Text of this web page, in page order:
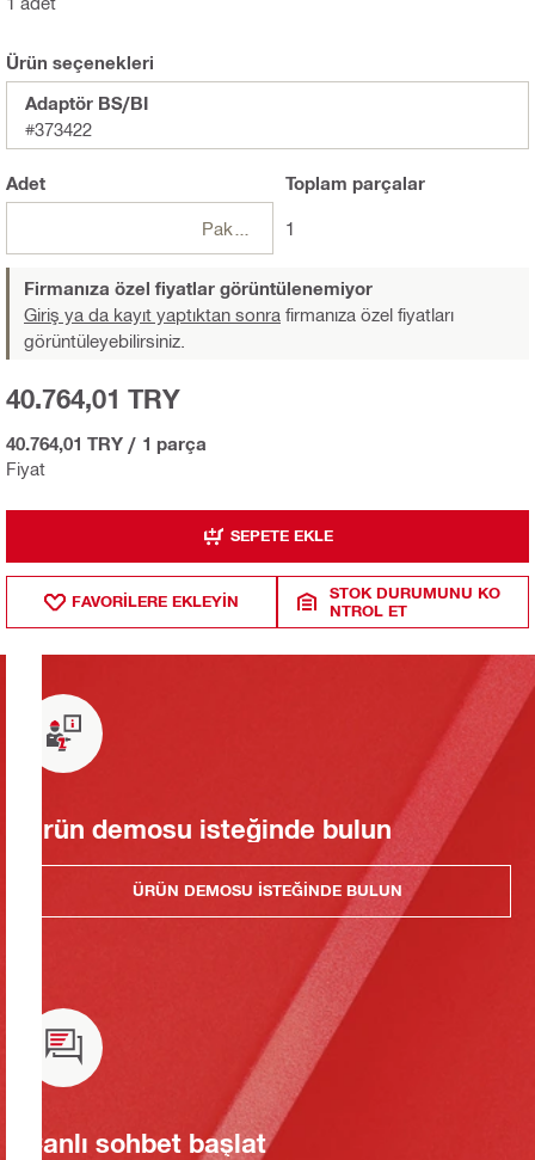
Ürün seçenekleri
Adaptör BS/BI
#373422
Adet Toplam parçalar
1
Firmanıza özel fiyatlar görüntülenemiyor
Giriş ya da kayıt yaptıktan sonra firmanıza özel fiyatları
görüntüleyebilirsiniz.
Fiyat
40.764,01 TRY
40.764,01 TRY / 1 parça
SEPETE EKLE
FAVORILERE EKLEYIN
STOK DURUMUNU KO
NTROL ET
Ürün demosu isteğinde bulun
ÜRÜN DEMOSU ISTEĞINDE BULUN
Canlı sohbet başlat